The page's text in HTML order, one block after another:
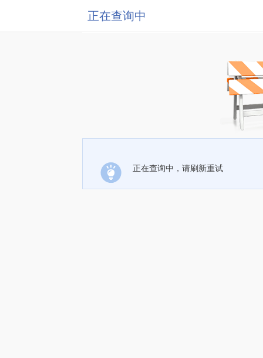
正在查询中
正在查询中，请刷新重试